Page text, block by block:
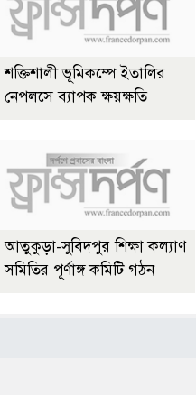
শক্তিশালী ভূমিকম্পে ইতালির
নেপলসে ব্যাপক ক্ষয়ক্ষতি
আতুকুড়া-সুবিদপুর শিক্ষা কল্যাণ
সমিতির পূর্ণাঙ্গ কমিটি গঠন